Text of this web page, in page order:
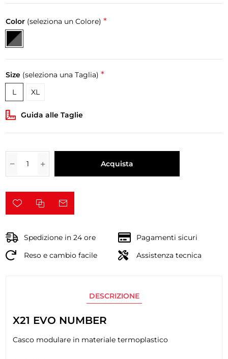
Color (seleziona un Colore) *
Size (seleziona una Taglia) *
L XL
Guida alle Taglie
Acquista
Spedizione in 24 ore
Pagamenti sicuri
Reso e cambio facile
Assistenza tecnica
DESCRIZIONE
X21 EVO NUMBER
Casco modulare in materiale termoplastico